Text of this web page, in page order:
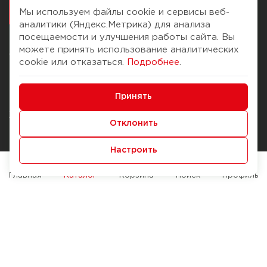
О компании
История Компании
Журнал
Наши марки
Брендирование
Помощь
Доставка и оплата
Способы оплаты
Служба контроля качества
Мы используем файлы cookie и сервисы веб-
аналитики (Яндекс.Метрика) для анализа
посещаемости и улучшения работы сайта. Вы
можете принять использование аналитических
cookie или отказаться.
Подробнее
Принять
Отклонить
Настроить
Главная Каталог Корзина Поиск Профиль